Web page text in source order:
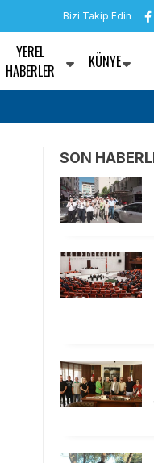
Bizi Takip Edin
YEREL
HABERLER
KÜNYE
İş arasında toplu iş
SON